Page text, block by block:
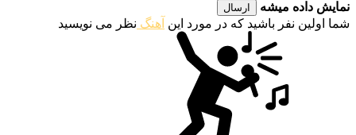
نمایش داده میشه
ارسال
شما اولین نفر باشید که در مورد این آهنگ نظر می نویسید